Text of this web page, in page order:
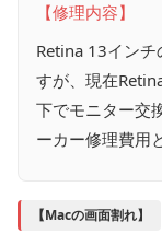
【修理内容】
Retina 13インチ
すが、現在
下でモニター交
ーカー修理費用
【Macの画面割れ】